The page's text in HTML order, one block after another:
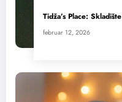
Tidža’s Place: Skladište
februar 12, 2026